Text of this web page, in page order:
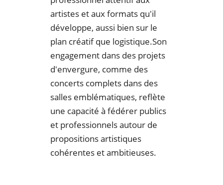
artistes et aux formats qu'il
développe, aussi bien sur le
plan créatif que logistique.Son
engagement dans des projets
d'envergure, comme des
concerts complets dans des
salles emblématiques, reflète
une capacité à fédérer publics
et professionnels autour de
propositions artistiques
cohérentes et ambitieuses.